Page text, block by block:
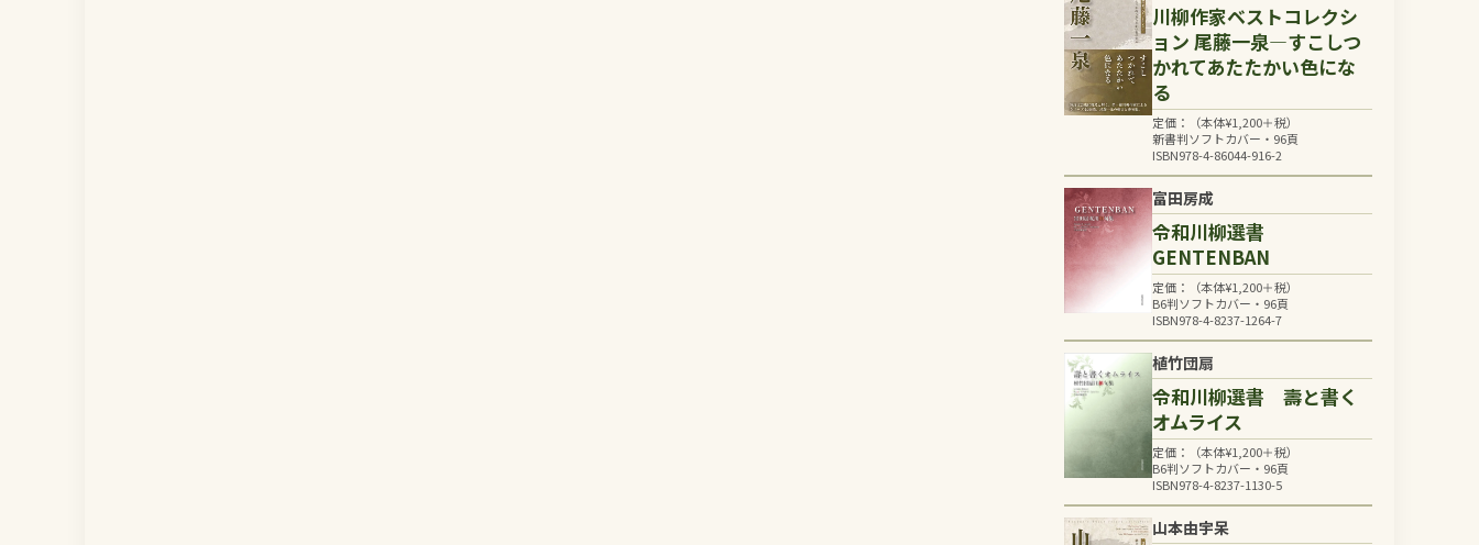
川柳作家ベストコレクシ
ョン 尾藤一泉―すこしつ
かれてあたたかい色にな
る
定価：（本体¥1,200＋税）
新書判ソフトカバー・96頁
ISBN978-4-86044-916-2
富田房成
令和川柳選書
GENTENBAN
定価：（本体¥1,200＋税）
B6判ソフトカバー・96頁
ISBN978-4-8237-1264-7
植竹団扇
令和川柳選書 壽と書く
オムライス
定価：（本体¥1,200＋税）
B6判ソフトカバー・96頁
ISBN978-4-8237-1130-5
山本由宇呆